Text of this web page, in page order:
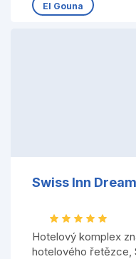
El Gouna
Swiss Inn
Hotelový komplex
hotelového řetězce,